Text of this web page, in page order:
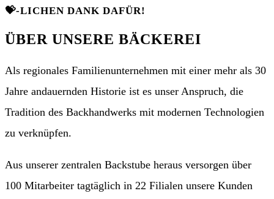
💝-LICHEN DANK DAFÜR!
ÜBER UNSERE BÄCKEREI
Als regionales Familienunternehmen mit einer mehr als 30
Jahre andauernden Historie ist es unser Anspruch, die
Tradition des Backhandwerks mit modernen Technologien
zu verknüpfen.
Aus unserer zentralen Backstube heraus versorgen über
100 Mitarbeiter tagtäglich in 22 Filialen unsere Kunden